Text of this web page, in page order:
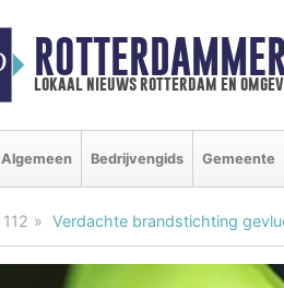
lokaal nieuws rotterdam en
Algemeen Bedrijvengids Gemeente
112 Verdachte brandstichting